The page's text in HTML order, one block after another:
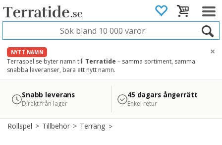
NYTT NAMN
Terraspel.se byter namn till Terratide – samma sortiment, samma
snabba leveranser, bara ett nytt namn.
×
4.8
Läs omdömen på Google
Säker betalning
med Svea
Snabb leverans
Direkt från lager
45 dagars ångerrätt
Enkel retur
Rollspel>Tillbehör>Terräng